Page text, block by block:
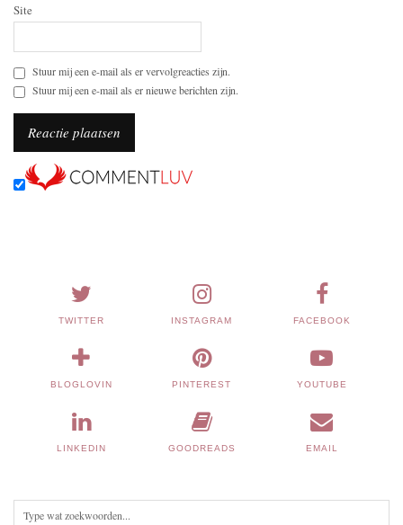
Site
Stuur mij een e-mail als er vervolgreacties zijn.
Stuur mij een e-mail als er nieuwe berichten zijn.
TWITTER INSTAGRAM FACEBOOK
BLOGLOVIN PINTEREST YOUTUBE
LINKEDIN GOODREADS EMAIL